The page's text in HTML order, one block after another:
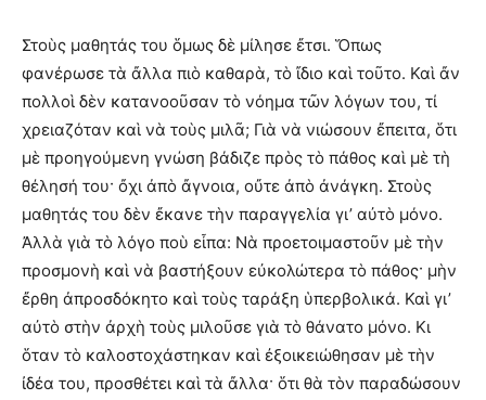
Στοὺς μαθητάς του ὅμως δὲ μίλησε ἔτσι. Ὅπως
φανέρωσε τὰ ἄλλα πιὸ καθαρὰ, τὸ ἴδιο καὶ τοῦτο. Καὶ ἄν
πολλοὶ δὲν κατανοοῦσαν τὸ νόημα τῶν λόγων του, τί
χρειαζόταν καὶ νὰ τοὺς μιλᾶ; Γιὰ νὰ νιώσουν ἔπειτα, ὅτι
μὲ προηγούμενη γνώση βάδιζε πρὸς τὸ πάθος καὶ μὲ τὴ
θέλησή του· ὄχι ἀπὸ ἄγνοια, οὔτε ἀπὸ ἀνάγκη. Στοὺς
μαθητάς του δὲν ἔκανε τὴν παραγγελία γι’ αὐτὸ μόνο.
Ἀλλὰ γιὰ τὸ λόγο ποὺ εἶπα: Νὰ προετοιμαστοῦν μὲ τὴν
προσμονὴ καὶ νὰ βαστήξουν εὐκολώτερα τὸ πάθος· μὴν
ἔρθη ἀπροσδόκητο καὶ τοὺς ταράξη ὑπερβολικά. Καὶ γι’
αὐτὸ στὴν ἀρχὴ τοὺς μιλοῦσε γιὰ τὸ θάνατο μόνο. Κι
ὅταν τὸ καλοστοχάστηκαν καὶ ἐξοικειώθησαν μὲ τὴν
ἰδέα του, προσθέτει καὶ τὰ ἄλλα· ὅτι θὰ τὸν παραδώσουν